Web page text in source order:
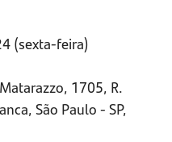
(sexta-feira)
1705, R.
São Paulo - SP,